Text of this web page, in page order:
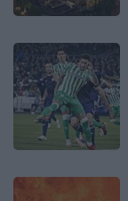
Image